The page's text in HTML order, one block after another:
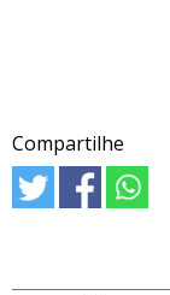
Compartilhe